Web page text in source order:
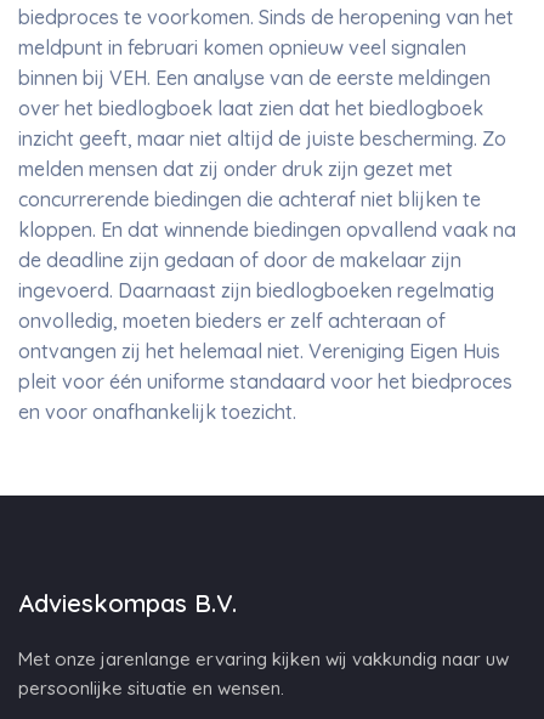
biedproces te voorkomen. Sinds de heropening van het
meldpunt in februari komen opnieuw veel signalen
binnen bij VEH. Een analyse van de eerste meldingen
over het biedlogboek laat zien dat het biedlogboek
inzicht geeft, maar niet altijd de juiste bescherming. Zo
melden mensen dat zij onder druk zijn gezet met
concurrerende biedingen die achteraf niet blijken te
kloppen. En dat winnende biedingen opvallend vaak na
de deadline zijn gedaan of door de makelaar zijn
ingevoerd. Daarnaast zijn biedlogboeken regelmatig
onvolledig, moeten bieders er zelf achteraan of
ontvangen zij het helemaal niet. Vereniging Eigen Huis
pleit voor één uniforme standaard voor het biedproces
en voor onafhankelijk toezicht.
Advieskompas B.V.
Met onze jarenlange ervaring kijken wij vakkundig naar uw
persoonlijke situatie en wensen.